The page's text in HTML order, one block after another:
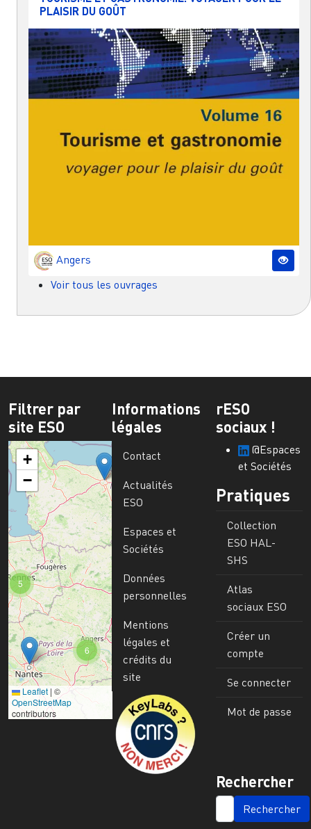
PLAISIR DU GOÛT
Angers
Voir tous les ouvrages
Filtrer par
site ESO
6
5
+
−
Leaflet | ©
OpenStreetMap
contributors
Informations
légales
Contact
Actualités
ESO
Espaces et
Sociétés
Données
personnelles
Mentions
légales et
crédits du
site
Image
rESO
sociaux !
@Espaces
et Sociétés
Pratiques
Collection
ESO HAL-
SHS
Atlas
sociaux ESO
Créer un
compte
Se connecter
Mot de passe
Rechercher
SEARCH